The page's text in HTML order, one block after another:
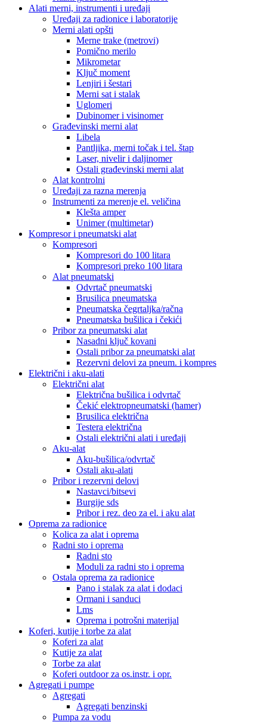
Alati merni, instrumenti i uređaji
Uređaji za radionice i laboratorije
Merni alati opšti
Merne trake (metrovi)
Pomično merilo
Mikrometar
Ključ moment
Lenjiri i šestari
Merni sat i stalak
Uglomeri
Dubinomer i visinomer
Građevinski merni alat
Libela
Pantljika, merni točak i tel. štap
Laser, nivelir i daljinomer
Ostali građevinski merni alat
Alat kontrolni
Uređaji za razna merenja
Instrumenti za merenje el. veličina
Klešta amper
Unimer (multimetar)
Kompresor i pneumatski alat
Kompresori
Kompresori do 100 litara
Kompresori preko 100 litara
Alat pneumatski
Odvrtač pneumatski
Brusilica pneumatska
Pneumatska čegrtaljka/račna
Pneumatska bušilica i čekići
Pribor za pneumatski alat
Nasadni ključ kovani
Ostali pribor za pneumatski alat
Rezervni delovi za pneum. i kompres
Električni i aku-alati
Električni alat
Električna bušilica i odvrtač
Čekić elektropneumatski (hamer)
Brusilica električna
Testera električna
Ostali električni alati i uređaji
Aku-alat
Aku-bušilica/odvrtač
Ostali aku-alati
Pribor i rezervni delovi
Nastavci/bitsevi
Burgije sds
Pribor i rez. deo za el. i aku alat
Oprema za radionice
Kolica za alat i oprema
Radni sto i oprema
Radni sto
Moduli za radni sto i oprema
Ostala oprema za radionice
Pano i stalak za alat i dodaci
Ormani i sanduci
Lms
Oprema i potrošni materijal
Koferi, kutije i torbe za alat
Koferi za alat
Kutije za alat
Torbe za alat
Koferi outdoor za os.instr. i opr.
Agregati i pumpe
Agregati
Agregati benzinski
Pumpa za vodu